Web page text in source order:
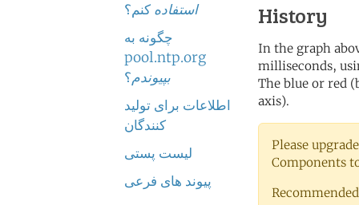
استفاده کنم؟
چگونه به
pool.ntp.org
بپیوندم؟
اطلاعات برای تولید
کنندگان
لیست پستی
پیوند های فرعی
History
In the graph
milliseconds,
The blue or red
axis).
Please
Components